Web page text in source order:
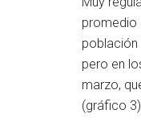
promedio
población
pero en
marzo,
(gráfico